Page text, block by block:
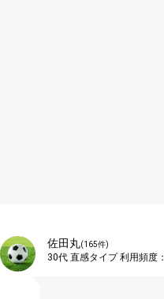
佐田丸(165件)
30代 直感タイプ利用頻度：